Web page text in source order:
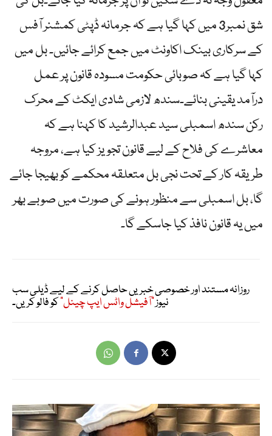
شق نمبر3 میں کہا گیا ہے کہ جرمانہ ڈپٹی کمشنر آفس
کے سرکاری بینک اکاونٹ میں جمع کرائے جائیں۔ بل میں
کہا گیا ہے کہ صوبائی حکومت مسودہ قانون پر عمل
درآمد یقینی بنائے۔سندھ لازمی شادی ایکٹ کے محرک
رکن سندھ اسمبلی سید عبدالرشید کا کہنا ہے کہ
معاشرے کی فلاح کے لیے قانون تجویز کیا ہے، مروجہ
طریقہ کار کے تحت نجی بل متعلقہ محکمے کو بھیجا جائے
گا، بل اسمبلی سے منظور ہونے کی صورت میں صوبے بھر
میں یہ قانون نافذ کیا جاسکے گا۔
روزانہ مستند اور خصوصی خبریں حاصل کرنے کے لیے ڈیلی سب
نیوز"آفیشل واٹس ایپ چینل"کو فالو کریں۔